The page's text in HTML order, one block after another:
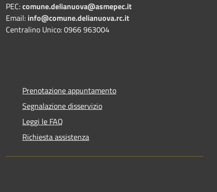
PEC:comune.delianuova@asmepec.it
Email: info@comune.delianuova.rc.it
Centralino Unico: 0966 963004
Prenotazione appuntamento
Segnalazione disservizio
Leggi le FAQ
Richiesta assistenza